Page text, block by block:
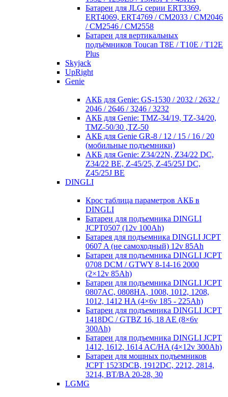
Батареи для JLG серии ERT3369,
ERT4069, ERT4769 / CM2033 / CM2046
/ CM2546 / CM2558
Батареи для вертикальных
подъёмников Toucan T8E / T10E / T12E
Plus
Skyjack
UpRight
Genie
АКБ для Genie: GS-1530 / 2032 / 2632 /
2046 / 2646 / 3246 / 3232
АКБ для Genie: TMZ-34/19, TZ-34/20,
TMZ-50/30 ,TZ-50
АКБ для Genie GR-8 / 12 / 15 / 16 / 20
(мобильные подъемники)
АКБ для Genie: Z34/22N, Z34/22 DC,
Z34/22 BE, Z-45/25, Z-45/25J DC,
Z45/25J BE
DINGLI
Крос таблица параметров АКБ в
DINGLI
Батареи для подъемника DINGLI
JCPT0507 (12v 100Ah)
Батарея для подъемника DINGLI JCPT
0607 A (не самоходный) 12v 85Ah
Батареи для подъемника DINGLI JCPT
0708 DCM / GTWY 8-14-16 2000
(2×12v 85Ah)
Батареи для подъемника DINGLI JCPT
0807AC, 0808HA, 1008, 1012, 1208,
1012, 1412 HA (4×6v 185 - 225Ah)
Батареи для подъемника DINGLI JCPT
1418DC / GTBZ 16, 18 AE (8×6v
300Ah)
Батареи для подъемника DINGLI JCPT
1412, 1612, 1614 AC/HA (4×12v 300Ah)
Батареи для мощных подъемников
JCPT 1523DCB, 1912DC, 2212, 2814,
3214, BT/BA 20-28, 30
LGMG